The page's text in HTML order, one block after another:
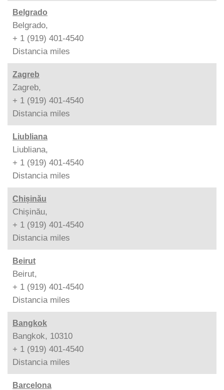
Belgrado
Belgrado,
+ 1 (919) 401-4540
Distancia miles
Zagreb
Zagreb,
+ 1 (919) 401-4540
Distancia miles
Liubliana
Liubliana,
+ 1 (919) 401-4540
Distancia miles
Chișinău
Chișinău,
+ 1 (919) 401-4540
Distancia miles
Beirut
Beirut,
+ 1 (919) 401-4540
Distancia miles
Bangkok
Bangkok, 10310
+ 1 (919) 401-4540
Distancia miles
Barcelona